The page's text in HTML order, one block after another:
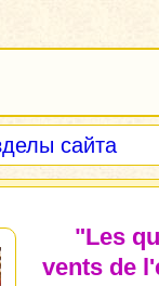
сайта
"Les
vents de